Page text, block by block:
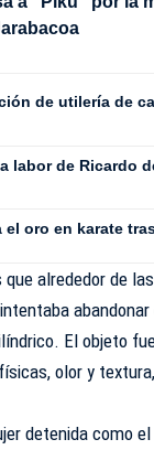
de utilería de
labor de Ricardo
oro en karate
alrededor de
El objeto
olor y
detenida como